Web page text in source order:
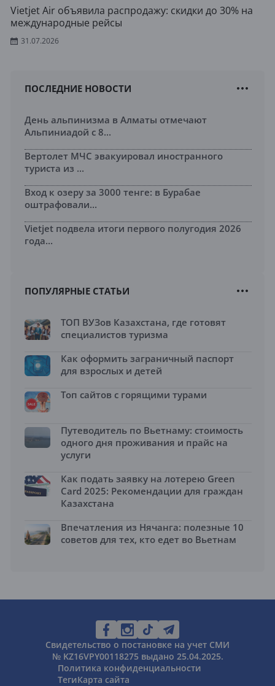
Vietjet Air объявила распродажу: скидки до 30% на
международные рейсы
31.07.2026
ПОСЛЕДНИЕ НОВОСТИ
День альпинизма в Алматы отмечают
Альпиниадой с 8...
Вертолет МЧС эвакуировал иностранного
туриста из ...
Вход к озеру за 3000 тенге: в Бурабае
оштрафовали...
Vietjet подвела итоги первого полугодия 2026
года...
ПОПУЛЯРНЫЕ СТАТЬИ
ТОП ВУЗов Казахстана, где готовят
специалистов туризма
Как оформить заграничный паспорт
для взрослых и детей
Топ сайтов с горящими турами
Путеводитель по Вьетнаму: стоимость
одного дня проживания и прайс на
услуги
Как подать заявку на лотерею Green
Card 2025: Рекомендации для граждан
Казахстана
Впечатления из Нячанга: полезные 10
советов для тех, кто едет во Вьетнам
Свидетельство о постановке на учет СМИ
№ KZ16VPY00118275 выдано 25.04.2025.
Политика конфиденциальности
ТегиКарта сайта